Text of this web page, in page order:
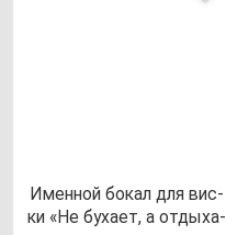
Имен­ной бо­кал для вис­
ки «Не бу­ха­ет, а от­ды­ха­